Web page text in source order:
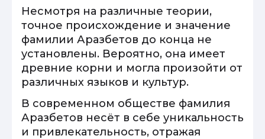
Несмотря на различные теории,
точное происхождение и значение
фамилии Аразбетов до конца не
установлены. Вероятно, она имеет
древние корни и могла произойти от
различных языков и культур.
В современном обществе фамилия
Аразбетов несёт в себе уникальность
и привлекательность, отражая